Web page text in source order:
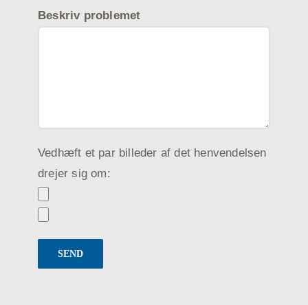
Beskriv problemet
Vedhæft et par billeder af det henvendelsen
drejer sig om: